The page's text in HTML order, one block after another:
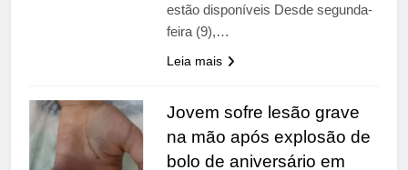
estão disponíveis Desde segunda-
feira (9),…
Leia mais
Jovem sofre lesão grave
na mão após explosão de
bolo de aniversário em